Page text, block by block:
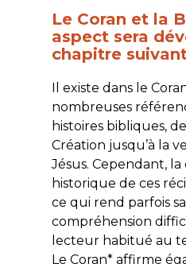
Le Coran et la
aspect sera
chapitre
Il existe dans le
nombreuses
histoires bibliques,
Création jusqu’à la
Jésus. Cependant,
historique de ces
ce qui rend parfois
compréhension
lecteur habitué au
Le Coran* affirme